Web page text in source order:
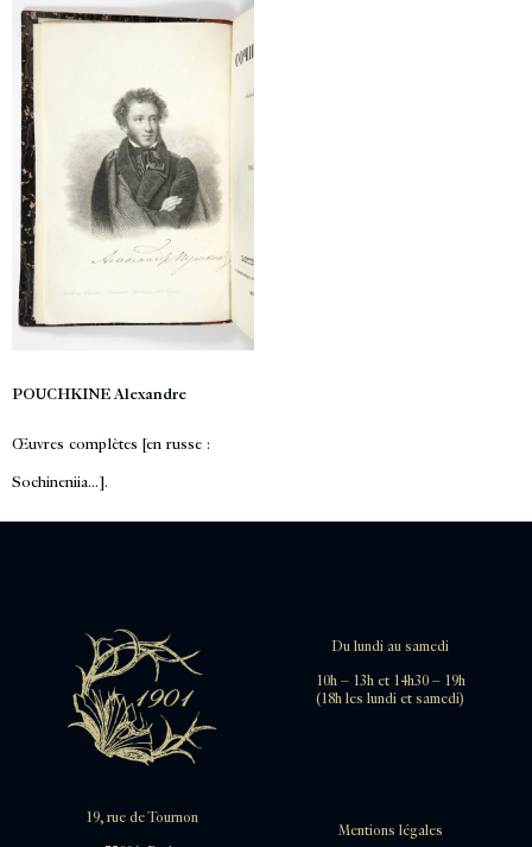
POUCHKINE Alexandre
Œuvres complètes [en russe :
Sochineniia...].
Du lundi au samedi
10h – 13h et 14h30 – 19h
(18h les lundi et samedi)
19, rue de Tournon
Mentions légales